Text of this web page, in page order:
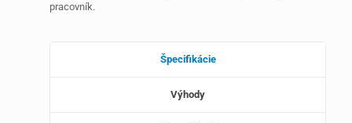
pracovník.
Špecifikácie
Výhody